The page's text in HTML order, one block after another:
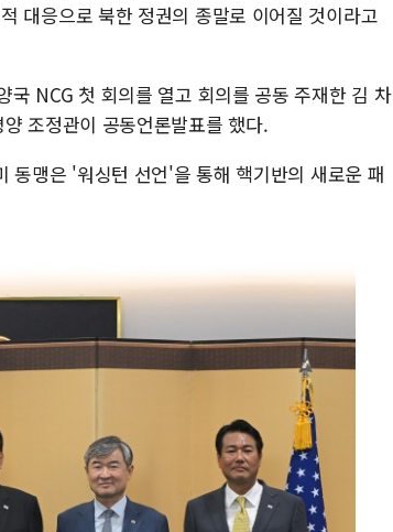
대응으로 북한 정권의 종말로 이어질 것이라고
국 NCG 첫 회의를 열고 회의를 공동 주재한 김 차
조정관이 공동언론발표를 했다.
동맹은 '워싱턴 선언'을 통해 핵기반의 새로운 패